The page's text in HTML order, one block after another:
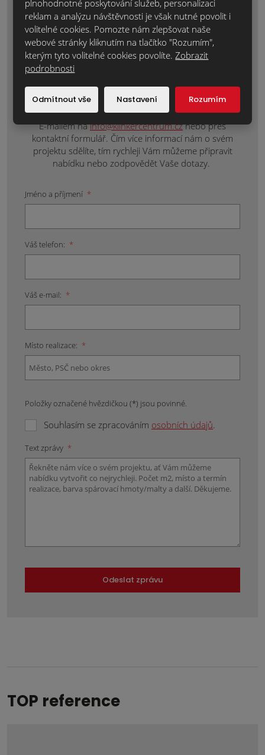
Zaujal Vás tento materiál nebo máte
nějaké dotazy? Napište nám o
individuální nezávaznou nabídku nebo
Ke každému projektu přistupujeme individuálně,
protože každý je originál. Kontaktujte nás tak, jak je
vám to nejpříjemnější.
E-mailem nainfo@klinkercentrum.cznebo přes
kontaktní formulář. Čím více informací nám o svém
projektu sdělíte, tím rychleji Vám můžeme připravit
nabídku nebo zodpovědět Vaše dotazy.
Jméno a příjmení *
Váš telefon: *
Váš e-mail: *
Místo realizace: *
Položky označené hvězdičkou (*) jsou povinné.
Souhlasím se zpracováním osobních údajů.
Text zprávy *
Odeslat zprávu
TOP reference
plnohodnotné poskytování služeb, personalizaci
reklam a analýzu návštěvnosti je však nutné povolit i
volitelné cookies. Pomozte nám zlepšovat naše
webové stránky kliknutím na tlačítko "Rozumím",
kterým tyto volitelné cookies povolíte.Zobrazit
podrobnosti
Odmítnout vše Nastavení Rozumím